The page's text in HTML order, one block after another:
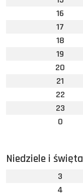
16
17
18
19
20
21
22
23
0
Niedziele i święta
3
4